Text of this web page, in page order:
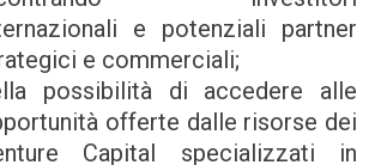
e potenziali partner
e commerciali;
possibilità di accedere alle
offerte dalle risorse dei
Capital specializzati in